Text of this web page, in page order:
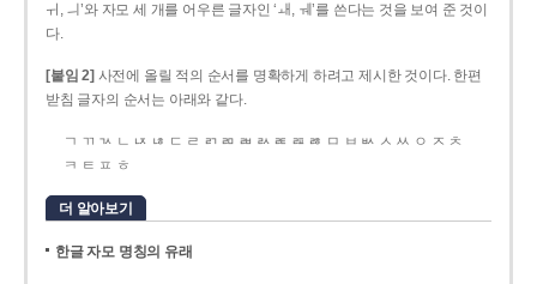
ㅟ, ㅢ’와 자모 세 개를 어우른 글자인 ‘ㅙ, ㅞ’를 쓴다는 것을 보여 준 것이
다.
[붙임 2] 사전에 올릴 적의 순서를 명확하게 하려고 제시한 것이다. 한편
받침 글자의 순서는 아래와 같다.
ㄱ ㄲ ㄳ ㄴ ㄵ ㄶ ㄷ ㄹ ㄺ ㄻ ㄼ ㄽ ㄾ ㄿ ㅀ ㅁ ㅂ ㅄ ㅅ ㅆ ㅇ ㅈ ㅊ
ㅋ ㅌ ㅍ ㅎ
더 알아보기
한글 자모 명칭의 유래